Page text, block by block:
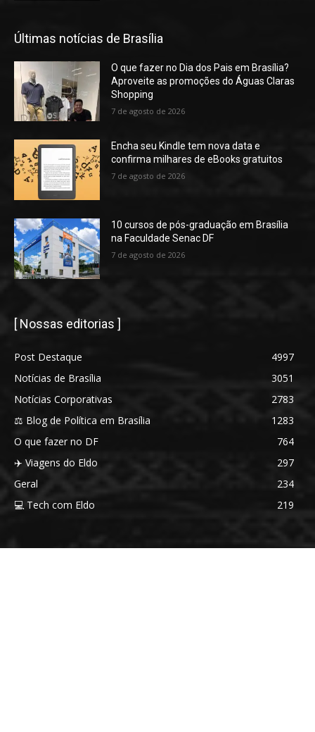
Últimas notícias de Brasília
O que fazer no Dia dos Pais em Brasília?
Aproveite as promoções do Águas Claras
Shopping
7 de agosto de 2026
Encha seu Kindle tem nova data e
confirma milhares de eBooks gratuitos
7 de agosto de 2026
10 cursos de pós-graduação em Brasília
na Faculdade Senac DF
7 de agosto de 2026
[ Nossas editorias ]
Post Destaque
4997
Notícias de Brasília
3051
Notícias Corporativas
2783
⚖️ Blog de Política em Brasília
1283
O que fazer no DF
764
✈️ Viagens do Eldo
297
Geral
234
💻 Tech com Eldo
219